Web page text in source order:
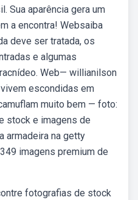
Sua aparência gera um
a encontra! Websaiba
deve ser tratada, os
e algumas
Web— willianilson
escondidas em
muito bem — foto:
stock e imagens de
armadeira na getty
imagens premium de
fotografias de stock